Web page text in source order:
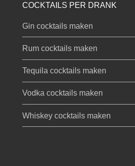
COCKTAILS PER DRANK
Gin cocktails maken
Rum cocktails maken
Tequila cocktails maken
Vodka cocktails maken
Whiskey cocktails maken